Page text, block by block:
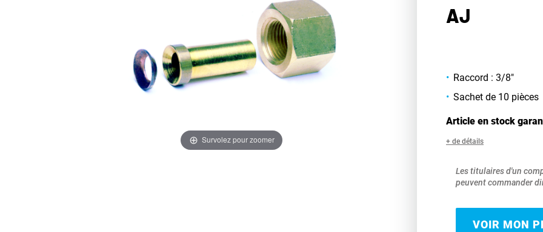
Survolez pour zoomer
AJ
Raccord : 3/8"
Sachet de 10 pièces
Article en stock
+ de détails
Les titulaires d'un
peuvent commander
VOIR MON